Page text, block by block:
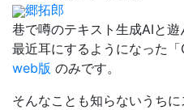
郷拓郎
巷で噂のテキスト生成AIと遊
最近耳にするようになった
web版 のみです。
そんなことも知らないうち